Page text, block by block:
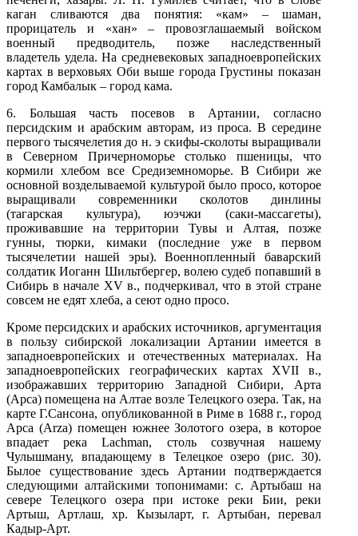
каган сливаются два понятия: «кам» – шаман,
прорицатель и «хан» – провозглашаемый войском
военный предводитель, позже наследственный
владетель удела. На средневековых западноевропейских
картах в верховьях Оби выше города Грустины показан
город Камбалык – город кама.
6. Большая часть посевов в Артании, согласно
персидским и арабским авторам, из проса. В середине
первого тысячелетия до н. э скифы-сколоты выращивали
в Северном Причерноморье столько пшеницы, что
кормили хлебом все Средиземноморье. В Сибири же
основной возделываемой культурой было просо, которое
выращивали современники сколотов динлины
(тагарская культура), юэчжи (саки-массагеты),
проживавшие на территории Тувы и Алтая, позже
гунны, тюрки, кимаки (последние уже в первом
тысячелетии нашей эры). Военнопленный баварский
солдатик Иоганн Шильтбергер, волею судеб попавший в
Сибирь в начале XV в., подчеркивал, что в этой стране
совсем не едят хлеба, а сеют одно просо.
Кроме персидских и арабских источников, аргументация
в пользу сибирской локализации Артании имеется в
западноевропейских и отечественных материалах. На
западноевропейских географических картах XVII в.,
изображавших территорию Западной Сибири, Арта
(Арса) помещена на Алтае возле Телецкого озера. Так, на
карте Г.Сансона, опубликованной в Риме в 1688 г., город
Арса (Arza) помещен южнее Золотого озера, в которое
впадает река Lachman, столь созвучная нашему
Чулышману, впадающему в Телецкое озеро (рис. 30).
Былое существование здесь Артании подтверждается
следующими алтайскими топонимами: с. Артыбаш на
севере Телецкого озера при истоке реки Бии, реки
Артыш, Артлаш, хр. Кызыларт, г. Артыбан, перевал
Кадыр-Арт.